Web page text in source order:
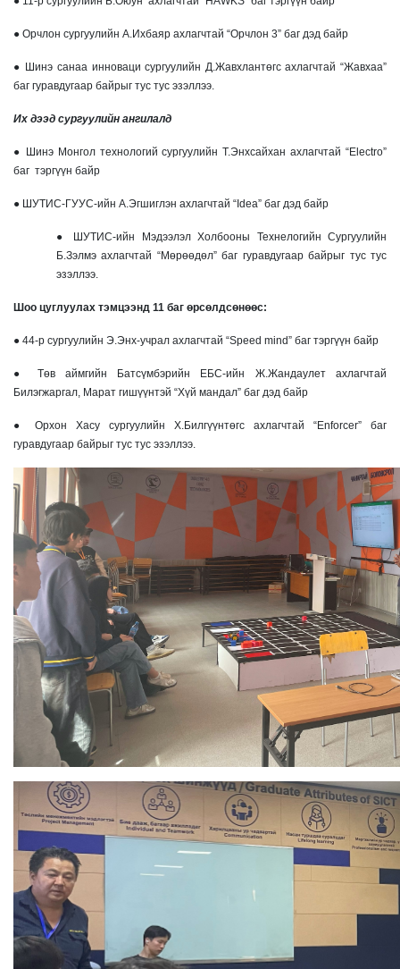
● Орчлон сургуулийн А.Ихбаяр ахлагчтай “Орчлон 3” баг дэд байр
● Шинэ санаа инноваци сургуулийн Д.Жавхлантөгс ахлагчтай “Жавхаа”
баг гуравдугаар байрыг тус тус эзэллээ.
Их дээд сургуулийн ангилалд
● Шинэ Монгол технологий сургуулийн Т.Энхсайхан ахлагчтай “Electro”
баг тэргүүн байр
● ШУТИС-ГУУС-ийн А.Эгшиглэн ахлагчтай “Idea” баг дэд байр
● ШУТИС-ийн Мэдээлэл Холбооны Технелогийн Сургуулийн
Б.Зэлмэ ахлагчтай “Мөрөөдөл” баг гуравдугаар байрыг тус тус
эзэллээ.
Шоо цуглуулах тэмцээнд 11 баг өрсөлдсөнөөс:
● 44-р сургуулийн Э.Энх-учрал ахлагчтай “Speed mind” баг тэргүүн байр
● Төв аймгийн Батсүмбэрийн ЕБС-ийн Ж.Жандаулет ахлагчтай
Билэгжаргал, Марат гишүүнтэй “Хүй мандал” баг дэд байр
● Орхон Хасу сургуулийн Х.Билгүүнтөгс ахлагчтай “Enforcer” баг
гуравдугаар байрыг тус тус эзэллээ.